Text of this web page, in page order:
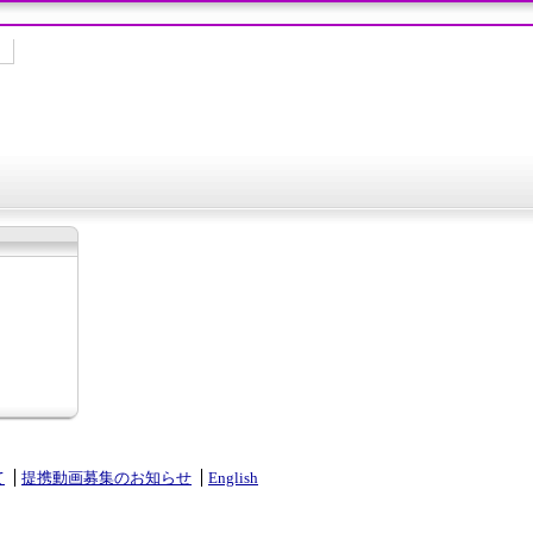
提携動画募集のお知らせ English